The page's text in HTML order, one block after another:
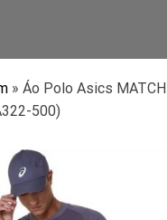
» Áo Polo Asics MATCH
500)